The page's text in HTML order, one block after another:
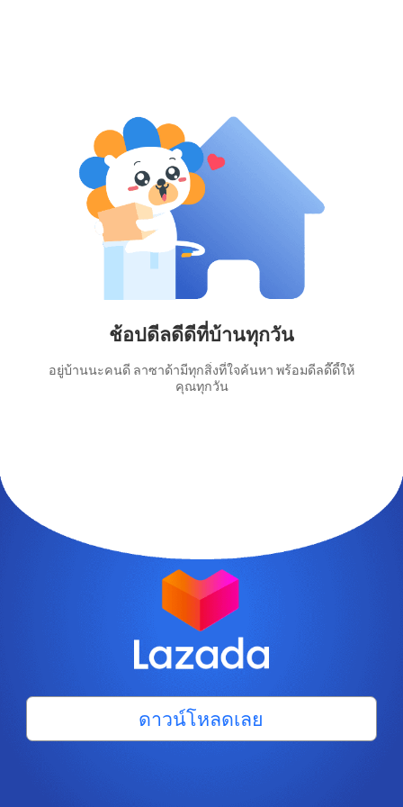
ช้อปดีลดีดีที่บ้านทุกวัน
อยู่บ้านนะคนดี ลาซาด้ามีทุกสิ่งที่ใจค้นหา พร้อมดีลดี๊ดี้ให้
คุณทุกวัน
ดาวน์โหลดเลย